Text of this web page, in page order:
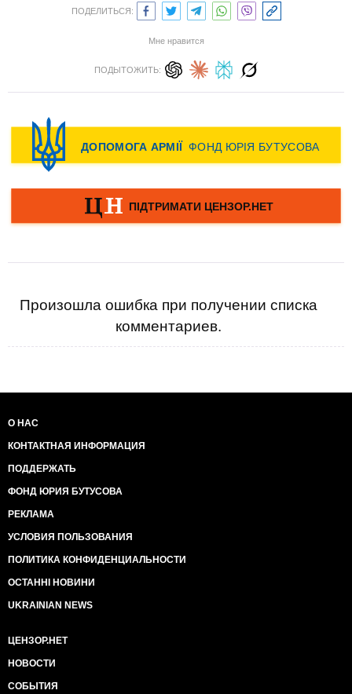
ПОДЕЛИТЬСЯ:
Мне нравится
ПОДЫТОЖИТЬ:
Произошла ошибка при получении списка
комментариев.
О НАС
КОНТАКТНАЯ ИНФОРМАЦИЯ
ПОДДЕРЖАТЬ
ФОНД ЮРИЯ БУТУСОВА
РЕКЛАМА
УСЛОВИЯ ПОЛЬЗОВАНИЯ
ПОЛИТИКА КОНФИДЕНЦИАЛЬНОСТИ
ОСТАННІ НОВИНИ
UKRAINIAN NEWS
ЦЕНЗОР.НЕТ
НОВОСТИ
СОБЫТИЯ